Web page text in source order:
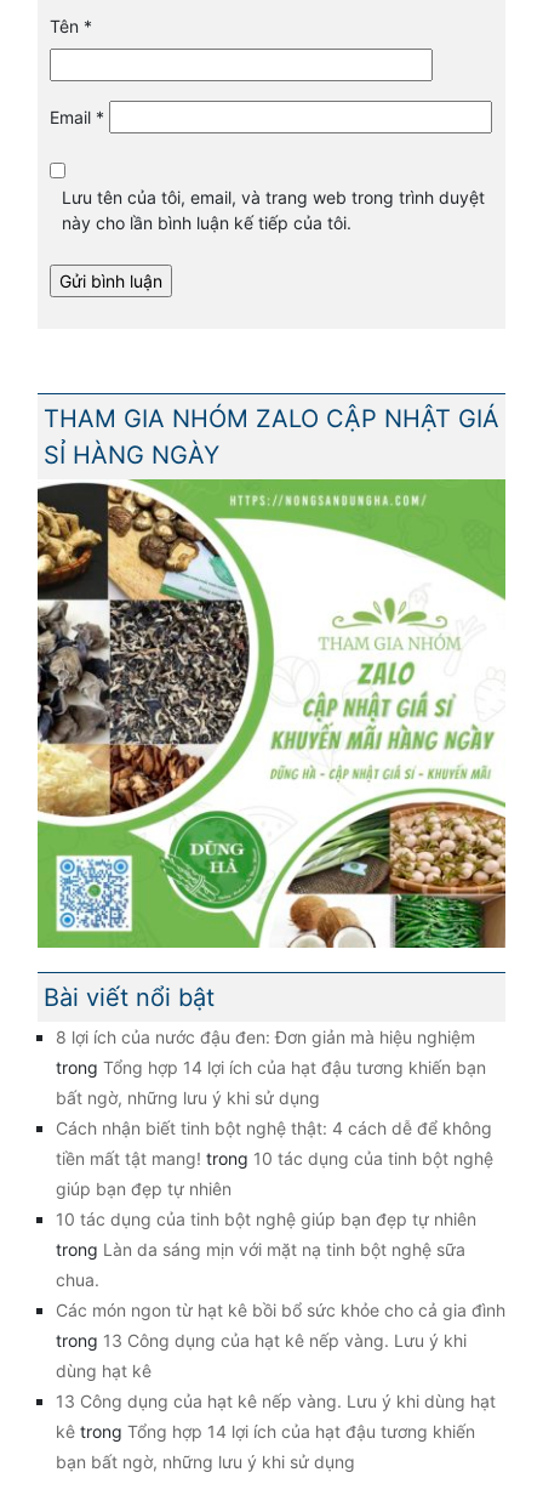
Tên *
Email *
Lưu tên của tôi, email, và trang web trong trình duyệt
này cho lần bình luận kế tiếp của tôi.
THAM GIA NHÓM ZALO CẬP NHẬT GIÁ
SỈ HÀNG NGÀY
Bài viết nổi bật
8 lợi ích của nước đậu đen: Đơn giản mà hiệu nghiệm
trong Tổng hợp 14 lợi ích của hạt đậu tương khiến bạn
bất ngờ, những lưu ý khi sử dụng
Cách nhận biết tinh bột nghệ thật: 4 cách dễ để không
tiền mất tật mang! trong 10 tác dụng của tinh bột nghệ
giúp bạn đẹp tự nhiên
10 tác dụng của tinh bột nghệ giúp bạn đẹp tự nhiên
trong Làn da sáng mịn với mặt nạ tinh bột nghệ sữa
chua.
Các món ngon từ hạt kê bồi bổ sức khỏe cho cả gia đình
trong 13 Công dụng của hạt kê nếp vàng. Lưu ý khi
dùng hạt kê
13 Công dụng của hạt kê nếp vàng. Lưu ý khi dùng hạt
kê trong Tổng hợp 14 lợi ích của hạt đậu tương khiến
bạn bất ngờ, những lưu ý khi sử dụng